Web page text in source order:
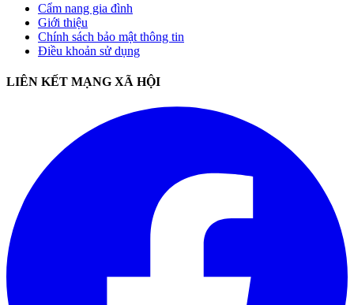
Cẩm nang gia đình
Giới thiệu
Chính sách bảo mật thông tin
Điều khoản sử dụng
LIÊN KẾT MẠNG XÃ HỘI